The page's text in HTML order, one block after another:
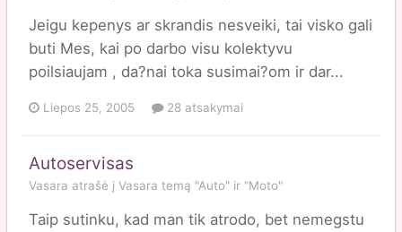
Jeigu kepenys ar skrandis nesveiki, tai visko gali
buti Mes, kai po darbo visu kolektyvu
poilsiaujam , da?nai toka susimai?om ir dar...
Liepos 25, 2005 28 atsakymai
Autoservisas
Vasara atrašė į Vasara temą "Auto" ir "Moto"
Taip sutinku, kad man tik atrodo, bet nemegstu